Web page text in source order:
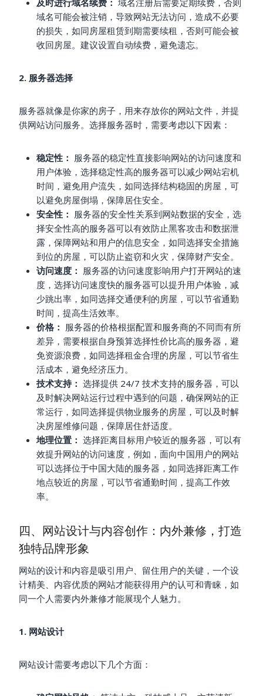
及时进行域名续费： 域名注册后需要定期续费，否则
域名可能会被注销，导致网站无法访问，造成不必要
的损失，如同房屋租赁到期需要续租，否则可能会被
收回房屋。建议设置自动续费，避免遗忘。
2. 服务器选择
服务器就像是你家的房子，用来存放你的网站文件，并提
供网站访问服务。选择服务器时，需要考虑以下因素：
稳定性： 服务器的稳定性直接影响网站的访问速度和
用户体验，选择稳定性高的服务器可以减少网站宕机
时间，避免用户流失，如同选择结构稳固的房屋，可
以避免房屋倒塌，保障居住安全。
安全性： 服务器的安全性关系到网站数据的安全，选
择安全性高的服务器可以有效防止黑客攻击和数据泄
露，保障网站和用户的信息安全，如同选择安全措施
到位的房屋，可以防止盗窃和火灾，保障财产安全。
访问速度： 服务器的访问速度影响用户打开网站的速
度，选择访问速度快的服务器可以提升用户体验，减
少跳出率，如同选择交通便利的房屋，可以节省通勤
时间，提高生活效率。
价格： 服务器的价格根据配置和服务商的不同而有所
差异，需要根据自身预算选择性价比高的服务器，避
免资源浪费，如同选择租金合理的房屋，可以节省生
活成本，避免经济压力。
技术支持： 选择提供 24/7 技术支持的服务器，可以
及时解决网站运行过程中遇到的问题，确保网站的正
常运行，如同选择提供物业服务的房屋，可以及时解
决房屋维修问题，保障居住舒适度。
地理位置： 选择距离目标用户较近的服务器，可以有
效提升网站的访问速度，例如，面向中国用户的网站
可以选择位于中国大陆的服务器，如同选择距离工作
地点较近的房屋，可以节省通勤时间，提高工作效
率。
四、网站设计与内容创作：内外兼修，打造
独特品牌形象
网站的设计和内容是吸引用户、留住用户的关键，一个设
计精美、内容优质的网站才能获得用户的认可和青睐，如
同一个人需要内外兼修才能展现个人魅力。
1. 网站设计
网站设计需要考虑以下几个方面：